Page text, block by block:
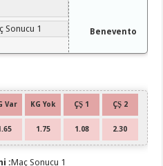
Sonucu 1 Benevento
Var KG Yok ÇŞ 1 ÇŞ 2
1.75 1.08 2.30
:Maç Sonucu 1